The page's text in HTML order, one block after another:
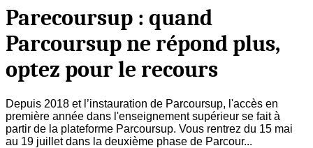
Parecoursup : quand
Parcoursup ne répond plus,
optez pour le recours
Depuis 2018 et l’instauration de Parcoursup, l'accès en
première année dans l'enseignement supérieur se fait à
partir de la plateforme Parcoursup. Vous rentrez du 15 mai
au 19 juillet dans la deuxième phase de Parcour...